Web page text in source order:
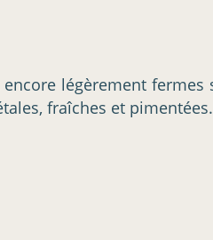
légèrement fermes
fraîches et